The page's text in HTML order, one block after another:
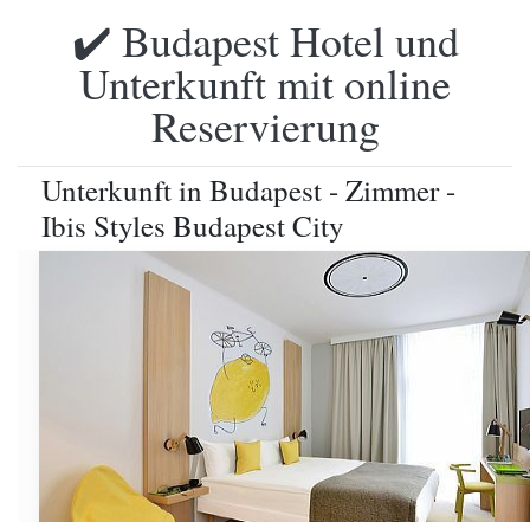
✔️ Budapest Hotel und
Unterkunft mit online
Reservierung
Unterkunft in Budapest - Zimmer -
Ibis Styles Budapest City